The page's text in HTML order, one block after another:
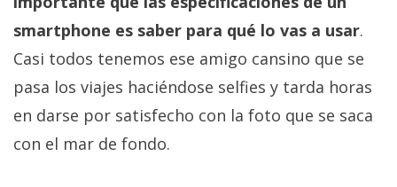
smartphone es saber para qué lo vas a usar.
Casi todos tenemos ese amigo cansino que se
pasa los viajes haciéndose selfies y tarda horas
en darse por satisfecho con la foto que se saca
con el mar de fondo.